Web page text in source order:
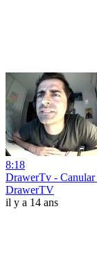
8:18
DrawerTv - Canular
DrawerTV
il y a 14 ans